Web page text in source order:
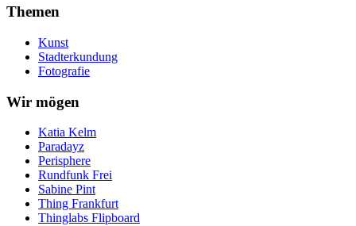
Themen
Kunst
Stadterkundung
Fotografie
Wir mögen
Katia Kelm
Paradayz
Perisphere
Rundfunk Frei
Sabine Pint
Thing Frankfurt
Thinglabs Flipboard